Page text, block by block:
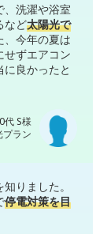
、洗濯や浴室
など太陽光で
、今年の夏は
せずエアコン
良かったと
代 S様
プラン
りました。
停電対策を目